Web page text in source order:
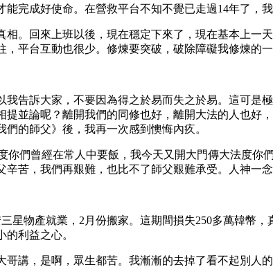
完成好使命。在營救平台不知不覺已走過14年了，
相。回來上班以後，現在穩定下來了，現在基本上
，平台互動也很少。修煉要突破，破除障礙我修煉的
我告訴大家，不要因為得之於易而失之於易。這可
並論呢？離開我們的同修也好，離開大法的人也
的師父》後，我再一次感到懊悔內疚。
你們曾經在常人中要飯，我今天又開大門傳大法度
苦，我們再艱難，也比不了師父艱難承受。人神一
星物產就業，2月份搬家。這期間損失250多萬韓幣
利益之心。
講，是啊，眾生都苦。我漸漸的去掉了看不起別